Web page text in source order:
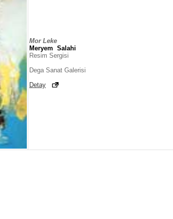
Mor Leke
Meryem Salahi
Resim Sergisi
Dega Sanat Galerisi
Detay